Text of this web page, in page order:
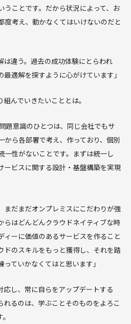
うことです。だから状況によって、お
度考え、動かなくてはいけないのだと
は違う。過去の成功体験にとらわれ
適解を探すように心がけています」
んでいきたいこととは。
題意識のひとつは、同じ会社でもサ
から各部署で考え、作っており、個別
一性がないことです。まずは統一し
ービスに関する設計・基盤構築を実現
まだまだオンプレミスにこだわりが強
らはどんどんクラウドネイティブな時
ィーに価値のあるサービスを作ること
ドのスキルをもっと獲得し、それを踏
ていかなくてはと思います」
し、常に自らをアップデートする
るのは、学ぶことそのものをよろこ